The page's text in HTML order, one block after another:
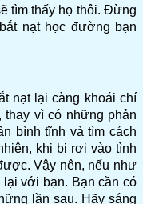
tìm thấy họ thôi. Đừng
nạt học đường bạn
nạt lại càng khoái chí
thay vì có những phản
bình tĩnh và tìm cách
khi bị rơi vào tình
Vậy nên, nếu như
với bạn. Bạn cần có
lần sau. Hãy sáng